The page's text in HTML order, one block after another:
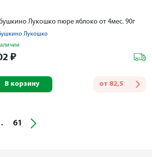
Лукошко пюре яблоко от 4мес. 90г
Лукошко
₽
от 82,5
В корзину
61